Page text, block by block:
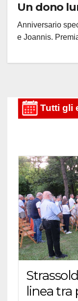
Un dono
Anniversario
e Joannis.
linea tra